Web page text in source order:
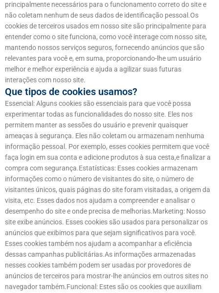
principalmente necessários para o funcionamento correto do site e
não coletam nenhum de seus dados de identificação pessoal.Os
cookies de terceiros usados ​​em nosso site são principalmente para
entender como o site funciona, como você interage com nosso site,
mantendo nossos serviços seguros, fornecendo anúncios que são
relevantes para você e, em suma, proporcionando-lhe um usuário
melhor e melhor experiência e ajuda a agilizar suas futuras
interações com nosso site.
Que tipos de cookies usamos?
Essencial: Alguns cookies são essenciais para que você possa
experimentar todas as funcionalidades do nosso site. Eles nos
permitem manter as sessões do usuário e prevenir quaisquer
ameaças à segurança. Eles não coletam ou armazenam nenhuma
informação pessoal. Por exemplo, esses cookies permitem que você
faça login em sua conta e adicione produtos à sua cesta,e finalizar a
compra com segurança.Estatísticas: Esses cookies armazenam
informações como o número de visitantes do site, o número de
visitantes únicos, quais páginas do site foram visitadas, a origem da
visita, etc. Esses dados nos ajudam a compreender e analisar o
desempenho do site e onde precisa de melhorias.Marketing: Nosso
site exibe anúncios. Esses cookies são usados ​​para personalizar os
anúncios que exibimos para que sejam significativos para você.
Esses cookies também nos ajudam a acompanhar a eficiência
dessas campanhas publicitárias.As informações armazenadas
nesses cookies também podem ser usadas por provedores de
anúncios de terceiros para mostrar-lhe anúncios em outros sites no
navegador também.Funcional: Estes são os cookies que auxiliam